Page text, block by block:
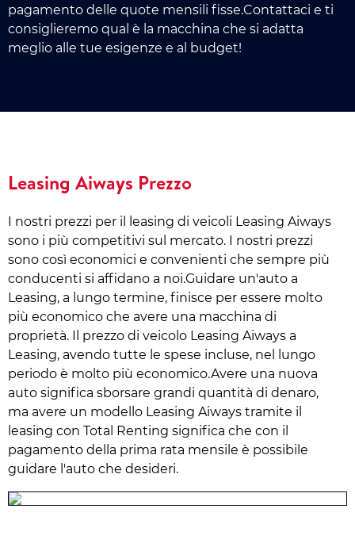
pagamento delle quote mensili fisse.Contattaci e ti
consiglieremo qual è la macchina che si adatta
meglio alle tue esigenze e al budget!
Leasing Aiways Prezzo
I nostri prezzi per il leasing di veicoli Leasing Aiways
sono i più competitivi sul mercato. I nostri prezzi
sono così economici e convenienti che sempre più
conducenti si affidano a noi.Guidare un'auto a
Leasing, a lungo termine, finisce per essere molto
più economico che avere una macchina di
proprietà. Il prezzo di veicolo Leasing Aiways a
Leasing, avendo tutte le spese incluse, nel lungo
periodo è molto più economico.Avere una nuova
auto significa sborsare grandi quantità di denaro,
ma avere un modello Leasing Aiways tramite il
leasing con Total Renting significa che con il
pagamento della prima rata mensile è possibile
guidare l'auto che desideri.